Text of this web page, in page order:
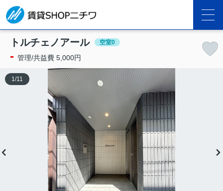
トルチェノアール 空室0
- 管理/共益費 5,000円
1 /11